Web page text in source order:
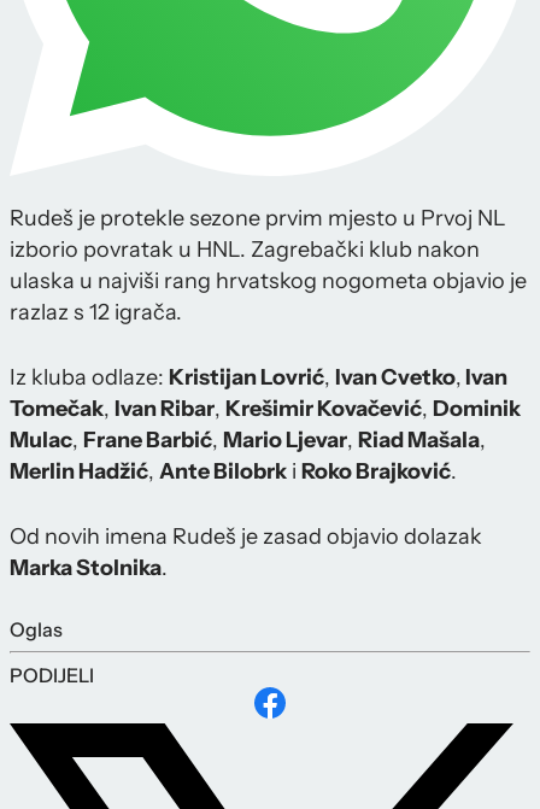
Rudeš je protekle sezone prvim mjesto u Prvoj NL
izborio povratak u HNL. Zagrebački klub nakon
ulaska u najviši rang hrvatskog nogometa objavio je
razlaz s 12 igrača.
Iz kluba odlaze: Kristijan Lovrić, Ivan Cvetko, Ivan
Tomečak, Ivan Ribar, Krešimir Kovačević, Dominik
Mulac, Frane Barbić, Mario Ljevar, Riad Mašala,
Merlin Hadžić, Ante Bilobrk i Roko Brajković.
Od novih imena Rudeš je zasad objavio dolazak
Marka Stolnika.
Oglas
PODIJELI